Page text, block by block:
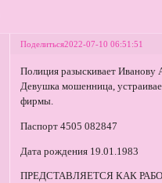
Поделиться2022-07-10 06:51:51
Полиция разыскивает Иванову
Девушка мошенница,
фирмы.
Паспорт 4505 082847
Дата рождения 19.01.1983
ПРЕДСТАВЛЯЕТСЯ КАК